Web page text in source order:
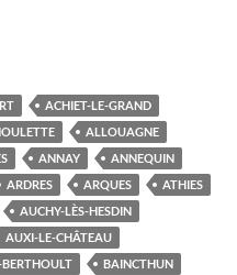
ACHIET-LE-GRAND
ALLOUAGNE
ANNAY
ANNEQUIN
ARDRES ARQUES
ATHIES
AUCHY-LÈS-HESDIN
AUXI-LE-CHÂTEAU
BAINCTHUN